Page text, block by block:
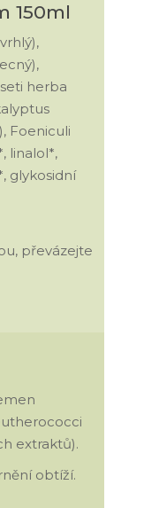
150ml
herba
Foeniculi
linalol*,
glykosidní
převázejte
extraktů).
obtíží.